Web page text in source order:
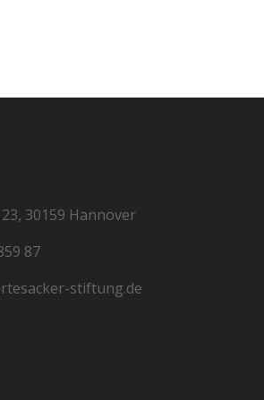
30159 Hannover
87
stiftung.de